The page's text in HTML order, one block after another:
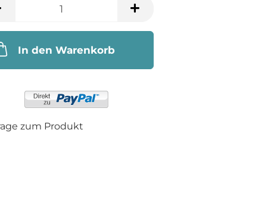
In den Warenkorb
zum Produkt